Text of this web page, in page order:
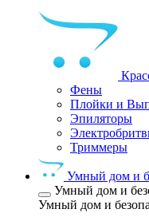
Фены
Плойки и
Эпиляторы
Триммеры
Умный дом и
Умный дом и
Умный дом и